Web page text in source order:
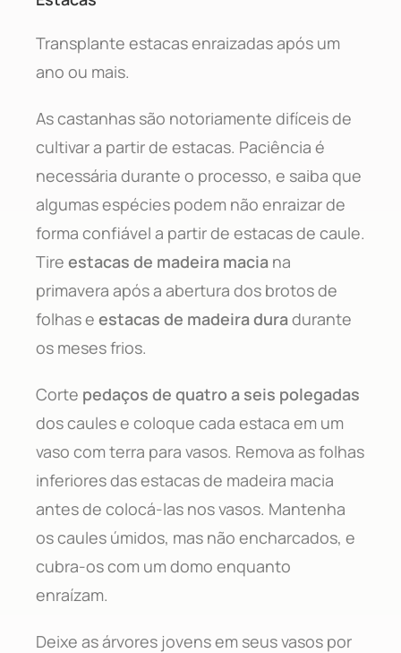
Transplante estacas enraizadas após um
ano ou mais.
As castanhas são notoriamente difíceis de
cultivar a partir de estacas. Paciência é
necessária durante o processo, e saiba que
algumas espécies podem não enraizar de
forma confiável a partir de estacas de caule.
Tire estacas de madeira macia na
primavera após a abertura dos brotos de
folhas e estacas de madeira dura durante
os meses frios.
Corte pedaços de quatro a seis polegadas
dos caules e coloque cada estaca em um
vaso com terra para vasos. Remova as folhas
inferiores das estacas de madeira macia
antes de colocá-las nos vasos. Mantenha
os caules úmidos, mas não encharcados, e
cubra-os com um domo enquanto
enraízam.
Deixe as árvores jovens em seus vasos por